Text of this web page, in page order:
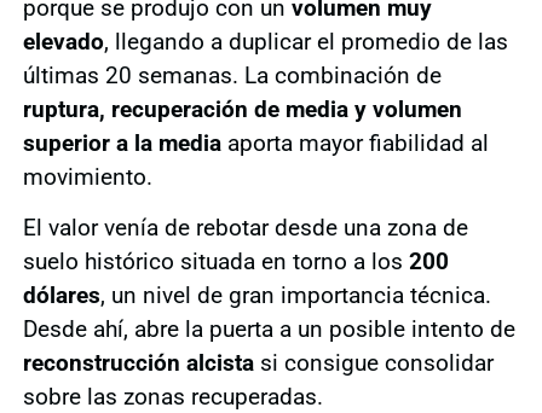
porque se produjo con un volumen muy
elevado, llegando a duplicar el promedio de las
últimas 20 semanas. La combinación de
ruptura, recuperación de media y volumen
superior a la mediaaporta mayor fiabilidad al
movimiento.
El valor venía de rebotar desde una zona de
suelo histórico situada en torno a los 200
dólares, un nivel de gran importancia técnica.
Desde ahí, abre la puerta a un posible intento de
reconstrucción alcistasi consigue consolidar
sobre las zonas recuperadas.